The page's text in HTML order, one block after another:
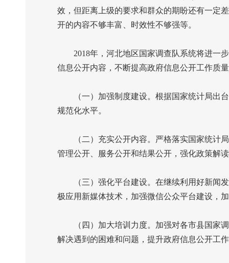
效，但距离上级的要求和群众的期盼还有一定
开的内容不够丰富、时效性不够强等。
2018年，河北地区国家调查队系统将进一
信息公开内容，不断提高政府信息公开工作质
（一）加强制度建设。根据国家统计局出台
规范化水平。
（二）充实公开内容。严格落实国家统计局
管理公开、服务公开和结果公开，强化政策解
（三）强化平台建设。在继续利用好新闻发
极应用新媒体技术，加强微信公众平台建设，
（四）加大培训力度。加强对各市县国家调
解决遇到的困难和问题，提升政府信息公开工